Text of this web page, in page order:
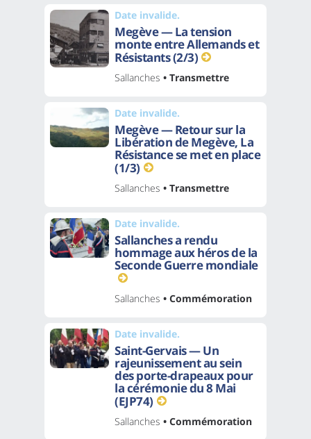
Date invalide.
Megève — La tension
monte entre Allemands et
Résistants (2/3)
Sallanches • Transmettre
Date invalide.
Megève — Retour sur la
Libération de Megève, La
Résistance se met en place
(1/3)
Sallanches • Transmettre
Date invalide.
Sallanches a rendu
hommage aux héros de la
Seconde Guerre mondiale
Sallanches • Commémoration
Date invalide.
Saint-Gervais — Un
rajeunissement au sein
des porte-drapeaux pour
la cérémonie du 8 Mai
(EJP74)
Sallanches • Commémoration